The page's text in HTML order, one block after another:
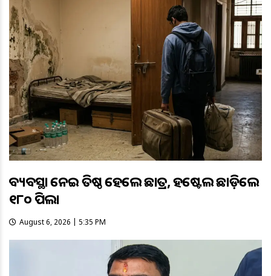
ଅବ୍ୟବସ୍ଥା ନେଇ ଅତିଷ୍ଠ ହେଲେ ଛାତ୍ର, ହଷ୍ଟେଲ ଛାଡ଼ିଲେ
୧୮୦ ପିଲା
August 6, 2026 | 5:35 PM